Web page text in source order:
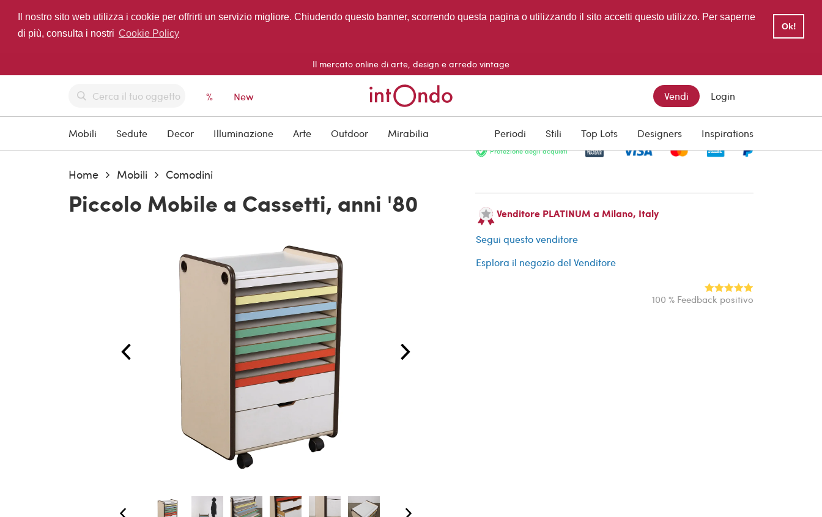
Il nostro sito web utilizza i cookie per offrirti un servizio migliore. Chiudendo questo banner, scorrendo questa pagina o utilizzando il sito accetti questo utilizzo. Per saperne
di più, consulta i nostri Cookie Policy
Ok!
Il mercato online di arte, design e arredo vintage
% New Vendi Login
Mobili Sedute Decor Illuminazione Arte Outdoor Mirabilia Periodi Stili Top Lots Designers Inspirations
Home Mobili Comodini
Piccolo Mobile a Cassetti, anni '80
VENDUTO
Protezione degli acquisti
Venditore PLATINUM a Milano, Italy
Segui questo venditore
Esplora il negozio del Venditore
100 % Feedback positivo